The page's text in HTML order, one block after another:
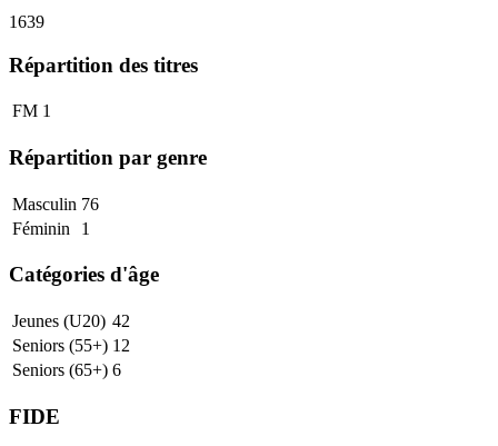
1639
Répartition des titres
FM 1
Répartition par genre
Masculin 76
Féminin
1
Catégories d'âge
Jeunes (U20) 42
Seniors (55+) 12
Seniors (65+) 6
FIDE